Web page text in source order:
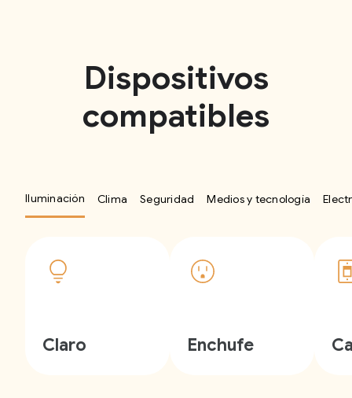
Dispositivos
compatibles
Iluminación Clima Seguridad Medios y tecnología
Claro Enchufe